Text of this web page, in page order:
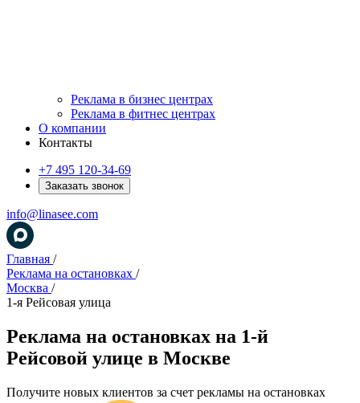
Реклама в бизнес центрах
Реклама в фитнес центрах
О компании
Контакты
+7 495 120-34-69
Заказать звонок
info@linasee.com
Главная /
Реклама на остановках /
Москва /
1-я Рейсовая улица
Реклама на остановках на 1-й
Рейсовой улице в Москве
Получите новых клиентов за счет рекламы на остановках